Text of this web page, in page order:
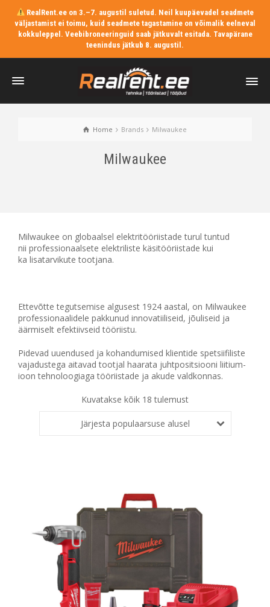
RealRent.ee on 3.–7. augustil suletud. Neil kuupäevadel seadmete
väljastamist ei toimu, kuid seadmete tagastamine on võimalik eelneval
kokkuleppel. Veebibroneeringuid saab jätkuvalt esitada. Tavapärane
teenindus jätkub 8. augustil.
Home Brands Milwaukee
Milwaukee
Milwaukee on globaalsel elektritööriistade turul tuntud
nii professionaalsete elektriliste käsitööriistade kui
ka lisatarvikute tootjana.
Ettevõtte tegutsemise algusest 1924 aastal, on Milwaukee
professionaalidele pakkunud innovatiiliseid, jõuliseid ja
äärmiselt efektiivseid tööriistu.
Pidevad uuendused ja kohandumised klientide spetsiifiliste
vajadustega aitavad tootjal haarata juhtpositsiooni liitium-
ioon tehnoloogiaga tööriistade ja akude valdkonnas.
Kuvatakse kõik 18 tulemust
Järjesta populaarsuse alusel